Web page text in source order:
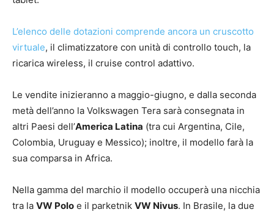
L’elenco delle dotazioni comprende ancora un cruscotto
virtuale, il climatizzatore con unità di controllo touch, la
ricarica wireless, il cruise control adattivo.
Le vendite inizieranno a maggio-giugno, e dalla seconda
metà dell’anno la Volkswagen Tera sarà consegnata in
altri Paesi dell’America Latina (tra cui Argentina, Cile,
Colombia, Uruguay e Messico); inoltre, il modello farà la
sua comparsa in Africa.
Nella gamma del marchio il modello occuperà una nicchia
tra la VW Polo e il parketnik VW Nivus. In Brasile, la due